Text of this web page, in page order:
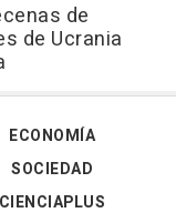
de
de Ucrania
ECONOMÍA
SOCIEDAD
CIENCIAPLUS